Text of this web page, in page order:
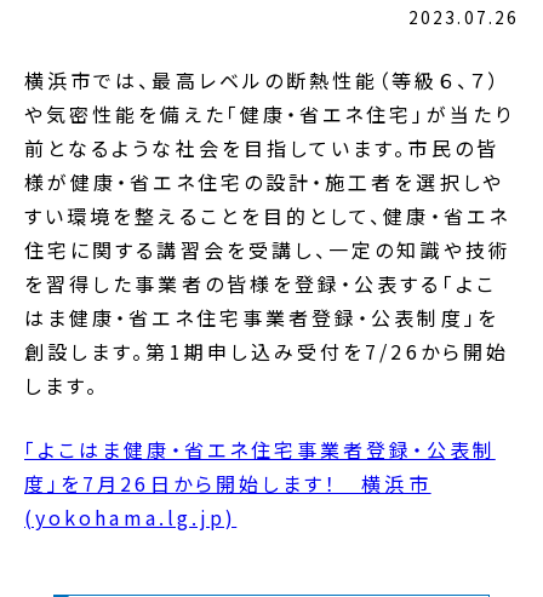
2023.07.26
横浜市では、最高レベルの断熱性能（等級６、７）
や気密性能を備えた「健康・省エネ住宅」が当たり
前となるような社会を目指しています。市民の皆
様が健康・省エネ住宅の設計・施工者を選択しや
すい環境を整えることを目的として、健康・省エネ
住宅に関する講習会を受講し、一定の知識や技術
を習得した事業者の皆様を登録・公表する「よこ
はま健康・省エネ住宅事業者登録・公表制度」を
創設します。第1期申し込み受付を7/26から開始
します。
「よこはま健康・省エネ住宅事業者登録・公表制
度」を7月26日から開始します！ 横浜市
(yokohama.lg.jp)